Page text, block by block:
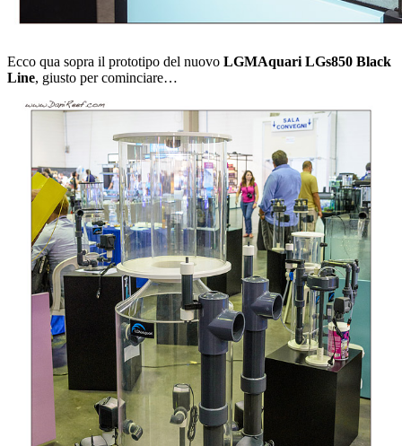
Ecco qua sopra il prototipo del nuovo LGMAquari LGs850 Black
Line, giusto per cominciare…